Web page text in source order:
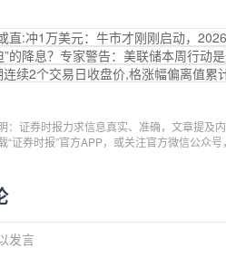
直:冲1万美元：牛市才刚刚启动，
”的降息？专家警告：美联储本周行动
连续2个交易日收盘价,格涨幅偏离值累
：证券时报力求信息真实、准确，文章提及
“证券时报”官方APP，或关注官方微信公众
发言